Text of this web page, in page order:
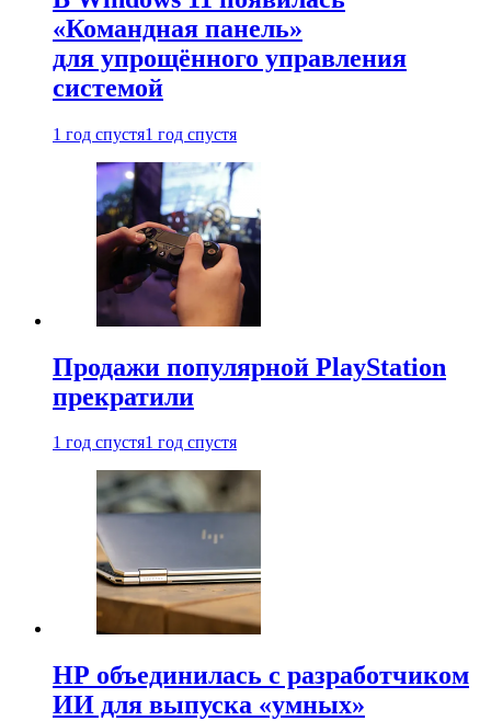
«Командная панель»
для упрощённого управления
системой
1 год спустя1 год спустя
Продажи популярной PlayStation
прекратили
1 год спустя1 год спустя
HP объединилась с разработчиком
ИИ для выпуска «умных»